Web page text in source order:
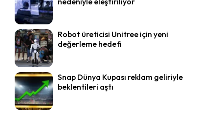
Robot üreticisi Unitree için yeni
değerleme hedefi
Snap Dünya Kupası reklam geliriyle
beklentileri aştı